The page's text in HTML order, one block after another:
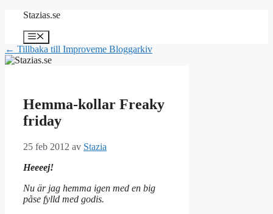
Hoppa
innehåll
Stazias.se
Meny
← Tillbaka till Improveme Bloggarkiv
Hemma-kollar Freaky
friday
25 feb 2012 av Stazia
Heeeej!
Nu är jag hemma igen med en big
påse fylld med godis.